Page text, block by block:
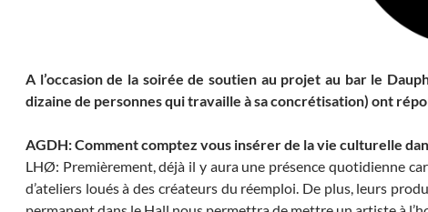
A l’occasion de la soirée de soutien au projet au bar le
dizaine de personnes qui travaille à sa concrétisation) ont
AGDH: Comment comptez vous insérer de la vie culturelle
LHØ: Premièrement, déjà il y aura une présence quotidienne
d’ateliers loués à des créateurs du réemploi. De plus, leurs